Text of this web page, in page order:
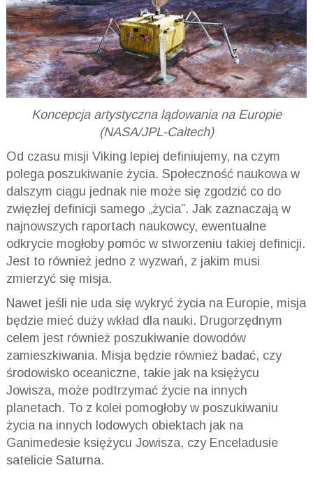
Koncepcja artystyczna lądowania na Europie
(NASA/JPL-Caltech)
Od czasu misji Viking lepiej definiujemy, na czym
polega poszukiwanie życia. Społeczność naukowa w
dalszym ciągu jednak nie może się zgodzić co do
zwięzłej definicji samego „życia”. Jak zaznaczają w
najnowszych raportach naukowcy, ewentualne
odkrycie mogłoby pomóc w stworzeniu takiej definicji.
Jest to również jedno z wyzwań, z jakim musi
zmierzyć się misja.
Nawet jeśli nie uda się wykryć życia na Europie, misja
będzie mieć duży wkład dla nauki. Drugorzędnym
celem jest również poszukiwanie dowodów
zamieszkiwania. Misja będzie również badać, czy
środowisko oceaniczne, takie jak na księżycu
Jowisza, może podtrzymać życie na innych
planetach. To z kolei pomogłoby w poszukiwaniu
życia na innych lodowych obiektach jak na
Ganimedesie księżycu Jowisza, czy Enceladusie
satelicie Saturna.